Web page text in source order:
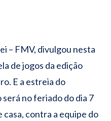
– FMV, divulgou nesta
de jogos da edição
E a estreia do
no feriado do dia 7
casa, contra a equipe do